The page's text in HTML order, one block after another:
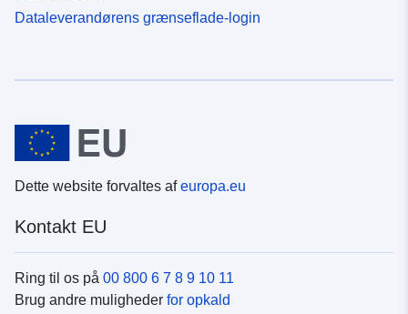
Dataleverandørens grænseflade-login
Dette website forvaltes afeuropa.eu
Kontakt EU
Ring til os på 00 800 6 7 8 9 10 11
Brug andre muligheder for opkald